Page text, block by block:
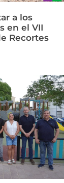
a los
en el VII
Recortes